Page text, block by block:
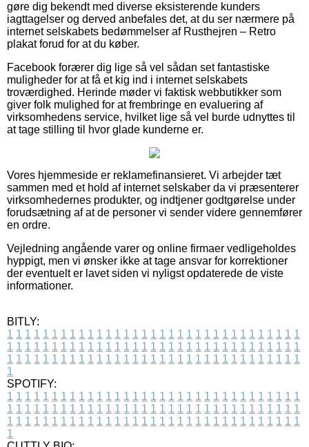
gøre dig bekendt med diverse eksisterende kunders
iagttagelser og derved anbefales det, at du ser nærmere på
internet selskabets bedømmelser af Rusthejren – Retro
plakat forud for at du køber.
Facebook forærer dig lige så vel sådan set fantastiske
muligheder for at få et kig ind i internet selskabets
troværdighed. Herinde møder vi faktisk webbutikker som
giver folk mulighed for at frembringe en evaluering af
virksomhedens service, hvilket lige så vel burde udnyttes til
at tage stilling til hvor glade kunderne er.
Vores hjemmeside er reklamefinansieret. Vi arbejder tæt
sammen med et hold af internet selskaber da vi præsenterer
virksomhedernes produkter, og indtjener godtgørelse under
forudsætning af at de personer vi sender videre gennemfører
en ordre.
Vejledning angående varer og online firmaer vedligeholdes
hyppigt, men vi ønsker ikke at tage ansvar for korrektioner
der eventuelt er lavet siden vi nyligst opdaterede de viste
informationer.
BITLY:
1 1 1 1 1 1 1 1 1 1 1 1 1 1 1 1 1 1 1 1 1 1 1 1 1 1 1 1 1 1 1 1 1
1 1 1 1 1 1 1 1 1 1 1 1 1 1 1 1 1 1 1 1 1 1 1 1 1 1 1 1 1 1 1 1 1
1 1 1 1 1 1 1 1 1 1 1 1 1 1 1 1 1 1 1 1 1 1 1 1 1 1 1 1 1 1 1 1 1
1
SPOTIFY:
1 1 1 1 1 1 1 1 1 1 1 1 1 1 1 1 1 1 1 1 1 1 1 1 1 1 1 1 1 1 1 1 1
1 1 1 1 1 1 1 1 1 1 1 1 1 1 1 1 1 1 1 1 1 1 1 1 1 1 1 1 1 1 1 1 1
1 1 1 1 1 1 1 1 1 1 1 1 1 1 1 1 1 1 1 1 1 1 1 1 1 1 1 1 1 1 1 1 1
1